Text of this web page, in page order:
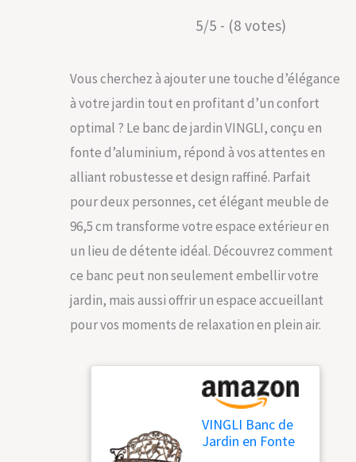
5/5 - (8 votes)
Vous cherchez à ajouter une touche d’élégance
à votre jardin tout en profitant d’un confort
optimal ? Le banc de jardin VINGLI, conçu en
fonte d’aluminium, répond à vos attentes en
alliant robustesse et design raffiné. Parfait
pour deux personnes, cet élégant meuble de
96,5 cm transforme votre espace extérieur en
un lieu de détente idéal. Découvrez comment
ce banc peut non seulement embellir votre
jardin, mais aussi offrir un espace accueillant
pour vos moments de relaxation en plein air.
VINGLI Banc de
Jardin en Fonte